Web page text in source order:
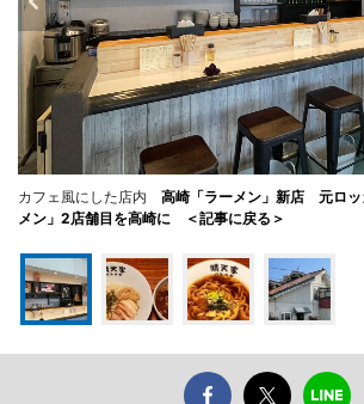
カフェ風にした店内 高崎「ラーメン」新店 元ロッ
メン」2店舗目を高崎に ＜記事に戻る＞